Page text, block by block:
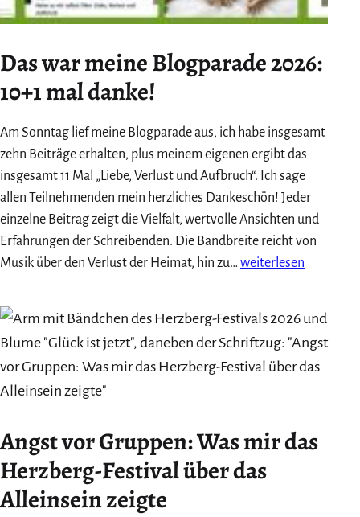
Das war meine Blogparade 2026:
10+1 mal danke!
Am Sonntag lief meine Blogparade aus, ich habe insgesamt
zehn Beiträge erhalten, plus meinem eigenen ergibt das
insgesamt 11 Mal „Liebe, Verlust und Aufbruch“. Ich sage
allen Teilnehmenden mein herzliches Dankeschön! Jeder
einzelne Beitrag zeigt die Vielfalt, wertvolle Ansichten und
Erfahrungen der Schreibenden. Die Bandbreite reicht von
Musik über den Verlust der Heimat, hin zu… Das
Blogparade
2026:
10+1
weiterlesen
Angst vor Gruppen: Was mir das
Herzberg-Festival über das
Alleinsein zeigte